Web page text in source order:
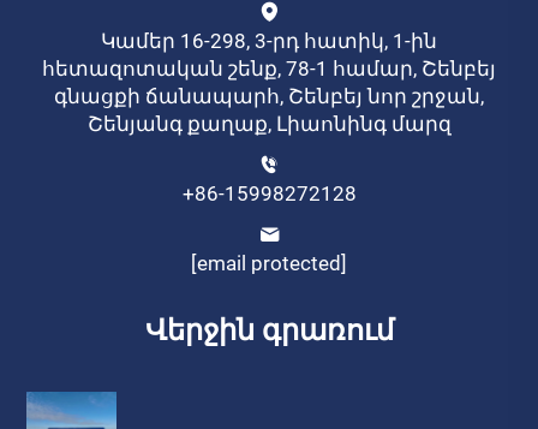
Կամեր 16-298, 3-րդ հատիկ, 1-ին
հետազոտական շենք, 78-1 համար, Շենբեյ
գնացքի ճանապարհ, Շենբեյ նոր շրջան,
Շենյանգ քաղաք, Լիաոնինգ մարզ
+86-15998272128
[email protected]
Վերջին գրառում